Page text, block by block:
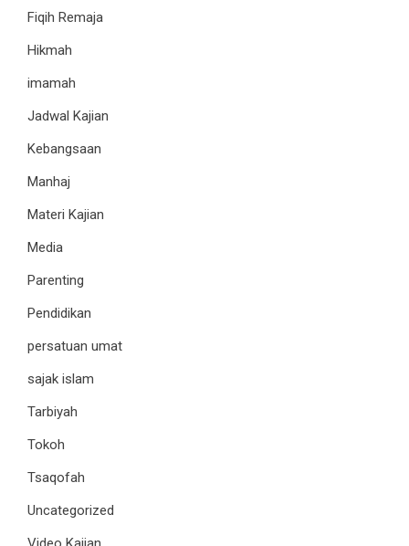
Fiqih Remaja
Hikmah
imamah
Jadwal Kajian
Kebangsaan
Manhaj
Materi Kajian
Media
Parenting
Pendidikan
persatuan umat
sajak islam
Tarbiyah
Tokoh
Tsaqofah
Uncategorized